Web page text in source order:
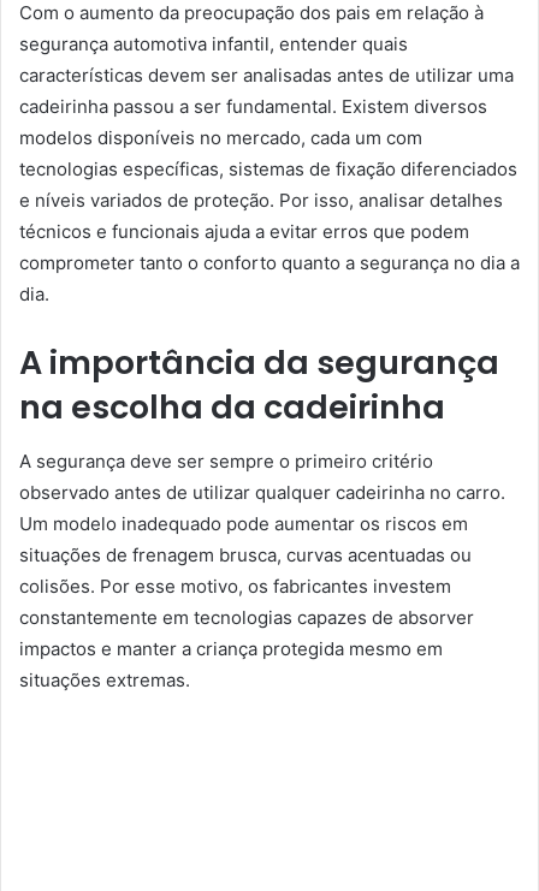
Com o aumento da preocupação dos pais em relação à
segurança automotiva infantil, entender quais
características devem ser analisadas antes de utilizar uma
cadeirinha passou a ser fundamental. Existem diversos
modelos disponíveis no mercado, cada um com
tecnologias específicas, sistemas de fixação diferenciados
e níveis variados de proteção. Por isso, analisar detalhes
técnicos e funcionais ajuda a evitar erros que podem
comprometer tanto o conforto quanto a segurança no dia a
dia.
A importância da segurança
na escolha da cadeirinha
A segurança deve ser sempre o primeiro critério
observado antes de utilizar qualquer cadeirinha no carro.
Um modelo inadequado pode aumentar os riscos em
situações de frenagem brusca, curvas acentuadas ou
colisões. Por esse motivo, os fabricantes investem
constantemente em tecnologias capazes de absorver
impactos e manter a criança protegida mesmo em
situações extremas.